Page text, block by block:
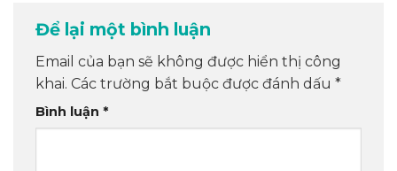
Để lại một bình luận
Email của bạn sẽ không được hiển thị công
khai. Các trường bắt buộc được đánh dấu *
Bình luận *